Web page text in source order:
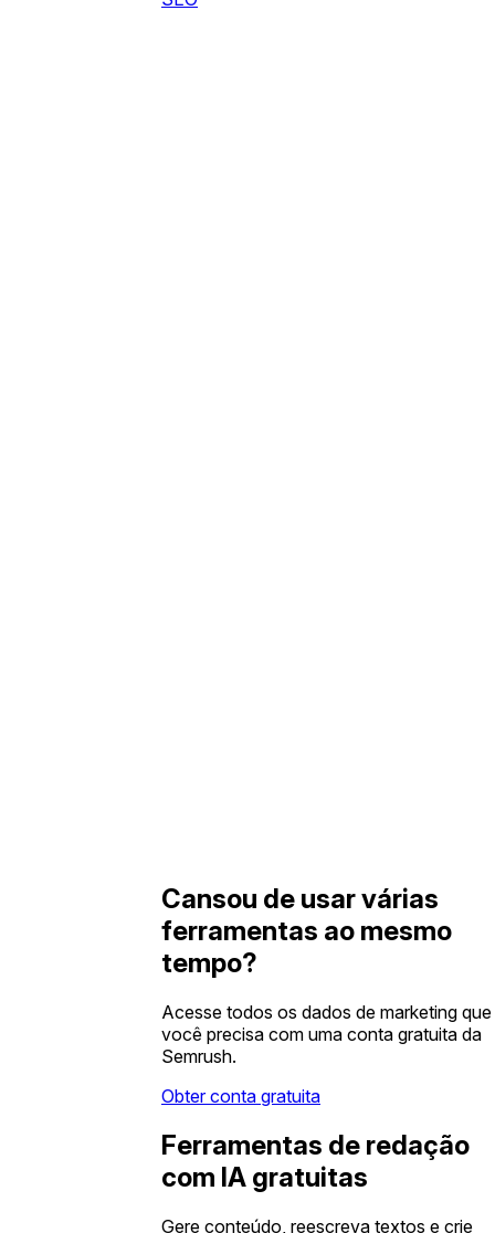
Cansou de usar várias
ferramentas ao mesmo
tempo?
Acesse todos os dados de marketing que
você precisa com uma conta gratuita da
Semrush.
Obter conta gratuita
Ferramentas de redação
com IA gratuitas
Gere conteúdo, reescreva textos e crie